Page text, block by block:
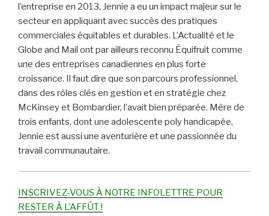
l’entreprise en 2013, Jennie a eu un impact majeur surle
secteur en appliquant avec succès des pratiques
commerciales équitables et durables. L’Actualité et le
Globe and Mail ontpar ailleurs reconnu Équifruitcomme
une des entreprises canadiennes en plus forte
croissance. Il faut dire que son parcours professionnel,
dans des rôles clés en gestion eten stratégie chez
McKinsey et Bombardier, l’avait bien préparée. Mère de
trois enfants, dont une adolescente poly handicapée,
Jennie estaussi une aventurière etune passionnée du
travail communautaire.
INSCRIVEZ-VOUS À NOTRE INFOLETTRE POUR
RESTER À L’AFFÛT !